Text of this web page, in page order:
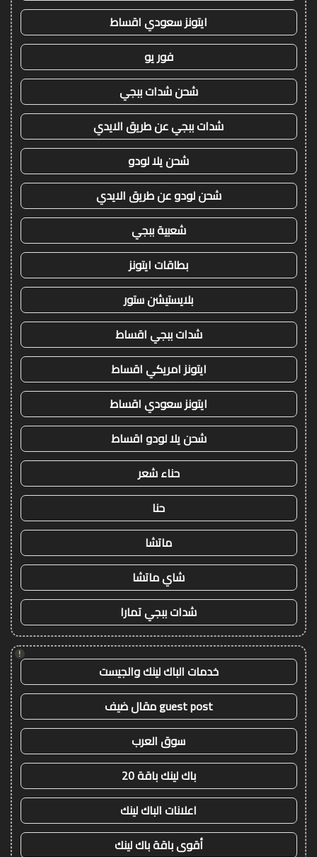
ايتونز سعودي اقساط
فور يو
شحن شدات ببجي
شدات ببجي عن طريق الايدي
شحن يلا لودو
شحن لودو عن طريق الايدي
شعبية ببجي
بطاقات ايتونز
بلايستيشن ستور
شدات ببجي اقساط
ايتونز امريكي اقساط
ايتونز سعودي اقساط
شحن يلا لودو اقساط
حناء شعر
حنا
ماتشا
شاي ماتشا
شدات ببجي تمارا
!
خدمات الباك لينك والجيست
guest post مقال ضيف
سوق العرب
باك لينك باقة 20
اعلانات الباك لينك
أقوى باقة باك لينك